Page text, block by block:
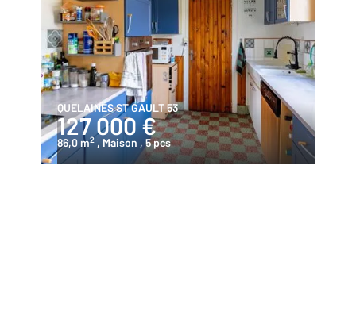
QUELAINES ST GAULT 53
127 000 €
86,0 m2 , Maison , 5 pcs